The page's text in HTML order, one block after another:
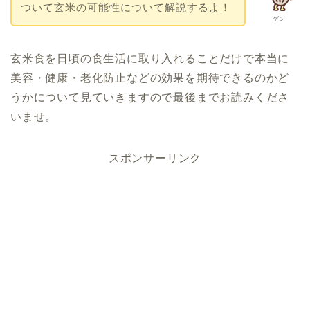
ゲン
ついて玄米の可能性について解説するよ！
玄米食を日頃の食生活に取り入れることだけで本当に
美容・健康・老化防止などの効果を期待できるのかど
うかについて見ていきますので最後までお読みくださ
いませ。
スポンサーリンク